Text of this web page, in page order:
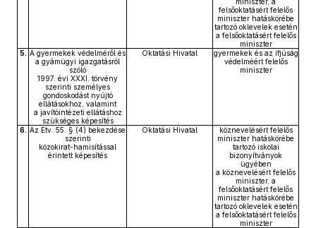
felsőoktatásért felelős
miniszter hatáskörébe
tartozó oklevelek esetén
a felsőoktatásért felelős
miniszter
5. A gyermekek védelméről és
a gyámügyi igazgatásról
szóló
1997. évi XXXI. törvény
szerinti személyes
gondoskodást nyújtó
ellátásokhoz, valamint
a javítóintézeti ellátáshoz
szükséges képesítés
Oktatási Hivatal
gyermekek és az ifjúság
védelméért felelős
miniszter
6. Az Etv. 55. § (4) bekezdése
szerinti
közokirat-hamisítással
érintett képesítés
Oktatási Hivatal
köznevelésért felelős
miniszter hatáskörébe
tartozó iskolai
bizonyítványok
ügyében
a köznevelésért felelős
miniszter, a
felsőoktatásért felelős
miniszter hatáskörébe
tartozó oklevelek esetén
a felsőoktatásért felelős
miniszter